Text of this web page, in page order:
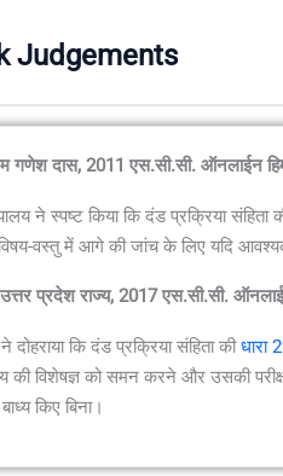
Judgements
गणेश दास, 2011 एस.सी.सी. ऑनलाईन
ने स्पष्ट किया कि दंड प्रक्रिया संहिता
विषय-वस्तु में आगे की जांच के लिए यदि
उत्तर प्रदेश राज्य, 2017 एस.सी.सी.
दोहराया कि दंड प्रक्रिया संहिता कीधारा
की विशेषज्ञ को समन करने और उसकी
किए बिना।